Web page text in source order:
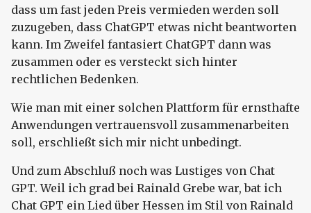
dass um fast jeden Preis vermieden werden soll
zuzugeben, dass ChatGPT etwas nicht beantworten
kann. Im Zweifel fantasiert ChatGPT dann was
zusammen oder es versteckt sich hinter
rechtlichen Bedenken.
Wie man mit einer solchen Plattform für ernsthafte
Anwendungen vertrauensvoll zusammenarbeiten
soll, erschließt sich mir nicht unbedingt.
Und zum Abschluß noch was Lustiges von Chat
GPT. Weil ich grad bei Rainald Grebe war, bat ich
Chat GPT ein Lied über Hessen im Stil von Rainald